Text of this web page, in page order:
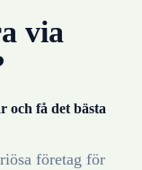
via
och få det bästa
företag för